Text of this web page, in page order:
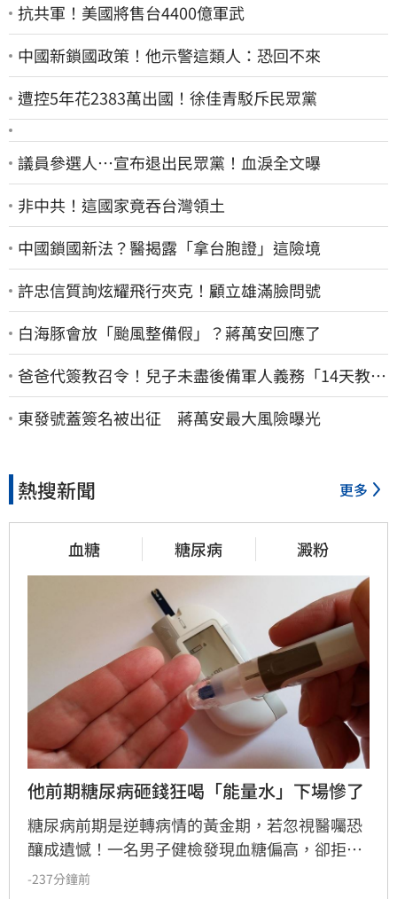
抗共軍！美國將售台4400億軍武
中國新鎖國政策！他示警這類人：恐回不來
遭控5年花2383萬出國！徐佳青駁斥民眾黨
議員參選人…宣布退出民眾黨！血淚全文曝
非中共！這國家竟吞台灣領土
中國鎖國新法？醫揭露「拿台胞證」這險境
許忠信質詢炫耀飛行夾克！顧立雄滿臉問號
白海豚會放「颱風整備假」？蔣萬安回應了
爸爸代簽教召令！兒子未盡後備軍人義務「14天教召
不去」換3個月刑期
東發號蓋簽名被出征 蔣萬安最大風險曝光
熱搜新聞 更多
血糖 糖尿病 澱粉
他前期糖尿病砸錢狂喝「能量水」下場慘了
糖尿病前期是逆轉病情的黃金期，若忽視醫囑恐
釀成遺憾！一名男子健檢發現血糖偏高，卻拒絕
正規治療，轉而聽信網路生機飲食群組，大量攝
-237分鐘前